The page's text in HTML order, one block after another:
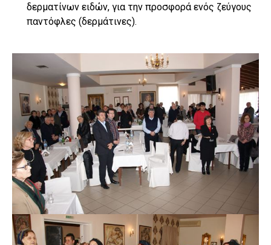
δερματίνων ειδών, για την προσφορά ενός ζεύγους
παντόφλες (δερμάτινες).